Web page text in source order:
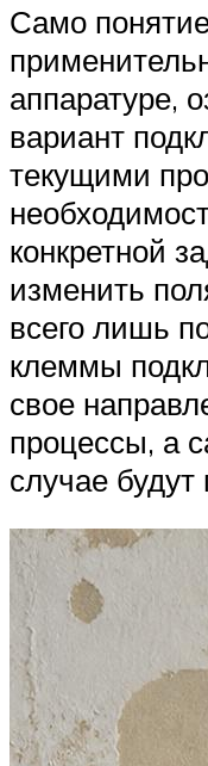
Само
аппаратуре,
вариант
текущими
конкретной
изменить
всего лишь
клеммы
свое
процессы, а
случае будут